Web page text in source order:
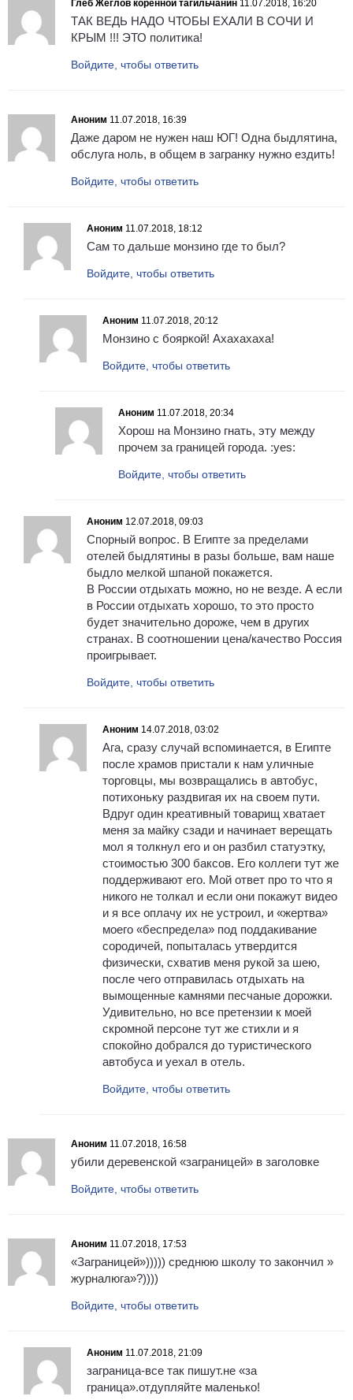
Глеб Жеглов коренной тагильчанин 11.07.2018, 16:20
ТАК ВЕДЬ НАДО ЧТОБЫ ЕХАЛИ В СОЧИ И
КРЫМ !!! ЭТО политика!
Войдите, чтобы ответить
Аноним 11.07.2018, 16:39
Даже даром не нужен наш ЮГ! Одна быдлятина,
обслуга ноль, в общем в загранку нужно ездить!
Войдите, чтобы ответить
Аноним 11.07.2018, 18:12
Сам то дальше монзино где то был?
Войдите, чтобы ответить
Аноним 11.07.2018, 20:12
Монзино с бояркой! Ахахахаха!
Войдите, чтобы ответить
Аноним 11.07.2018, 20:34
Хорош на Монзино гнать, эту между
прочем за границей города. :yes:
Войдите, чтобы ответить
Аноним 12.07.2018, 09:03
Спорный вопрос. В Египте за пределами
отелей быдлятины в разы больше, вам наше
быдло мелкой шпаной покажется.
В России отдыхать можно, но не везде. А если
в России отдыхать хорошо, то это просто
будет значительно дороже, чем в других
странах. В соотношении цена/качество Россия
проигрывает.
Войдите, чтобы ответить
Аноним 14.07.2018, 03:02
Ага, сразу случай вспоминается, в Египте
после храмов пристали к нам уличные
торговцы, мы возвращались в автобус,
потихоньку раздвигая их на своем пути.
Вдруг один креативный товарищ хватает
меня за майку сзади и начинает верещать
мол я толкнул его и он разбил статуэтку,
стоимостью 300 баксов. Его коллеги тут же
поддерживают его. Мой ответ про то что я
никого не толкал и если они покажут видео
и я все оплачу их не устроил, и «жертва»
моего «беспредела» под поддакивание
сородичей, попыталась утвердится
физически, схватив меня рукой за шею,
после чего отправилась отдыхать на
вымощенные камнями песчаные дорожки.
Удивительно, но все претензии к моей
скромной персоне тут же стихли и я
спокойно добрался до туристического
автобуса и уехал в отель.
Войдите, чтобы ответить
Аноним 11.07.2018, 16:58
убили деревенской «заграницей» в заголовке
Войдите, чтобы ответить
Аноним 11.07.2018, 17:53
«Заграницей»))))) среднюю школу то закончил »
журналюга»?))))
Войдите, чтобы ответить
Аноним 11.07.2018, 21:09
заграница-все так пишут.не «за
граница».отдупляйте маленько!